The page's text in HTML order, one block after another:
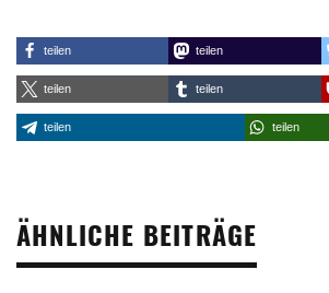
teilen teilen
teilen teilen
teilen teilen
ÄHNLICHE BEITRÄGE